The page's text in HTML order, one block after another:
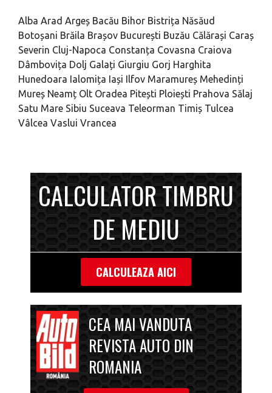
Alba Arad Argeș Bacău Bihor Bistrița Năsăud
Botoșani Brăila Brașov București Buzău Călărași Caraș
Severin Cluj-Napoca Constanța Covasna Craiova
Dâmbovița Dolj Galați Giurgiu Gorj Harghita
Hunedoara Ialomița Iași Ilfov Maramureș Mehedinți
Mureș Neamț Olt Oradea Pitești Ploiești Prahova Sălaj
Satu Mare Sibiu Suceava Teleorman Timiș Tulcea
Vâlcea Vaslui Vrancea
CALCULATOR TIMBRU
DE MEDIU
CALCULEAZA AICI
CEA MAI VANDUTA
REVISTA AUTO DIN
ROMANIA